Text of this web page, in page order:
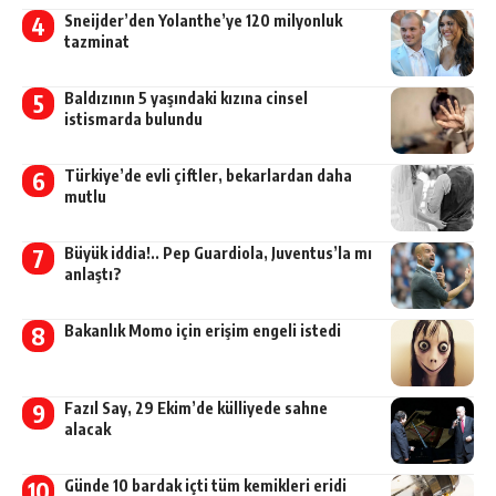
Sneijder’den Yolanthe’ye 120 milyonluk
tazminat
Baldızının 5 yaşındaki kızına cinsel
istismarda bulundu
Türkiye’de evli çiftler, bekarlardan daha
mutlu
Büyük iddia!.. Pep Guardiola, Juventus’la mı
anlaştı?
Bakanlık Momo için erişim engeli istedi
Fazıl Say, 29 Ekim’de külliyede sahne
alacak
Günde 10 bardak içti tüm kemikleri eridi